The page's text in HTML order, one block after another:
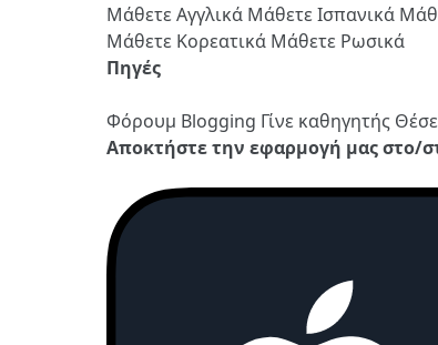
Μάθετε Αγγλικά Μάθετε Ισπανικά
Μάθετε Κορεατικά Μάθετε Ρωσικά
Πηγές
Φόρουμ Blogging Γίνε καθηγητής
Αποκτήστε την εφαρμογή μας στο/